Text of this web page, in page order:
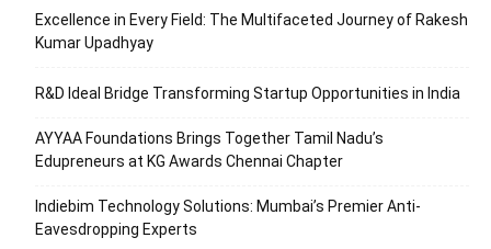
Excellence in Every Field: The Multifaceted Journey of Rakesh
Kumar Upadhyay
R&D Ideal Bridge Transforming Startup Opportunities in India
AYYAA Foundations Brings Together Tamil Nadu’s
Edupreneurs at KG Awards Chennai Chapter
Indiebim Technology Solutions: Mumbai’s Premier Anti-
Eavesdropping Experts